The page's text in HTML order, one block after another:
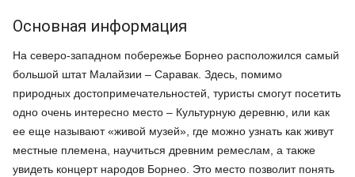
Основная информация
На северо-западном побережье Борнео расположился самый
большой штат Малайзии – Саравак. Здесь, помимо
природных достопримечательностей, туристы смогут посетить
одно очень интересно место – Культурную деревню, или как
ее еще называют «живой музей», где можно узнать как живут
местные племена, научиться древним ремеслам, а также
увидеть концерт народов Борнео. Это место позволит понять